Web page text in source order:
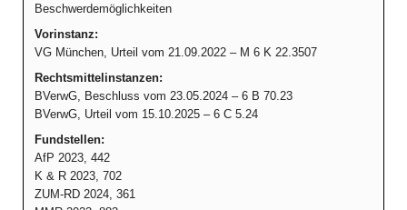
Beschwerdemöglichkeiten
Vorinstanz:
VG München, Urteil vom 21.09.2022 – M 6 K 22.3507
Rechtsmittelinstanzen:
BVerwG, Beschluss vom 23.05.2024 – 6 B 70.23
BVerwG, Urteil vom 15.10.2025 – 6 C 5.24
Fundstellen:
AfP 2023, 442
K & R 2023, 702
ZUM-RD 2024, 361